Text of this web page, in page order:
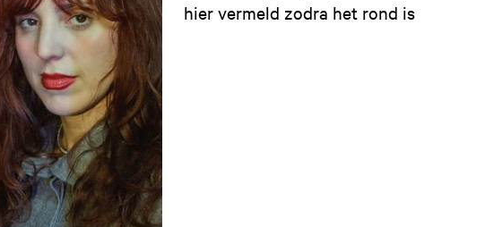
hier vermeld zodra het rond is